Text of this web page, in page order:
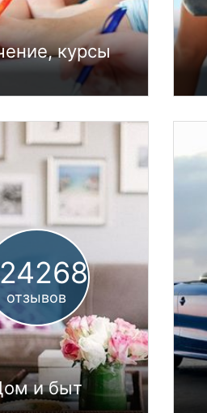
курсы
отзывов
и быт